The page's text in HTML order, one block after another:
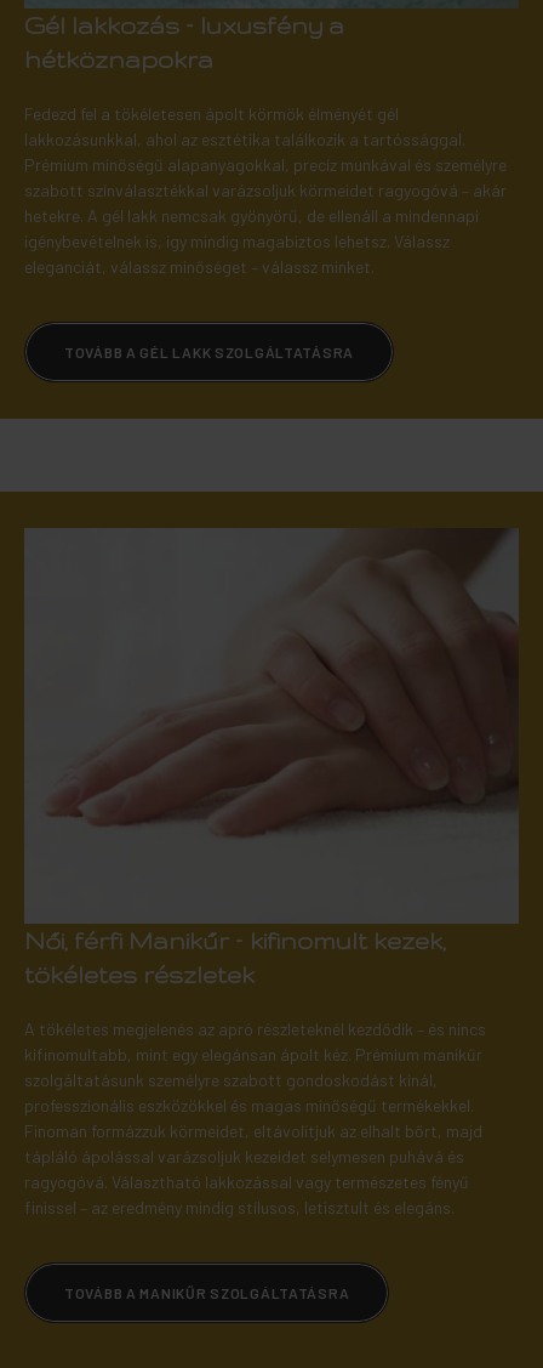
Gél lakkozás – luxusfény a
hétköznapokra
Fedezd fel a tökéletesen ápolt körmök élményét gél
lakkozásunkkal, ahol az esztétika találkozik a tartóssággal.
Prémium minőségű alapanyagokkal, precíz munkával és személyre
szabott színválasztékkal varázsoljuk körmeidet ragyogóvá – akár
hetekre. A gél lakk nemcsak gyönyörű, de ellenáll a mindennapi
igénybevételnek is, így mindig magabiztos lehetsz. Válassz
eleganciát, válassz minőséget – válassz minket.
TOVÁBB A GÉL LAKK SZOLGÁLTATÁSRA
Női, férfi Manikűr – kifinomult kezek,
tökéletes részletek
A tökéletes megjelenés az apró részleteknél kezdődik – és nincs
kifinomultabb, mint egy elegánsan ápolt kéz. Prémium manikűr
szolgáltatásunk személyre szabott gondoskodást kínál,
professzionális eszközökkel és magas minőségű termékekkel.
Finoman formázzuk körmeidet, eltávolítjuk az elhalt bőrt, majd
tápláló ápolással varázsoljuk kezeidet selymesen puhává és
ragyogóvá. Választható lakkozással vagy természetes fényű
finissel – az eredmény mindig stílusos, letisztult és elegáns.
TOVÁBB A MANIKŰR SZOLGÁLTATÁSRA